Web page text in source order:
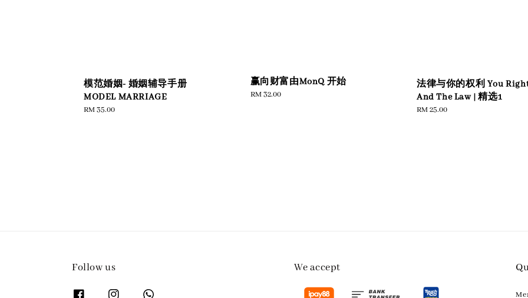
模范婚姻- 婚姻辅导手册
MODEL MARRIAGE
Regular
RM 35.00
赢向财富由MonQ 开始
Regular
RM 32.00
法律与你的权利 You
And The Law | 精选1
Regular
RM 25.00
Follow us We accept